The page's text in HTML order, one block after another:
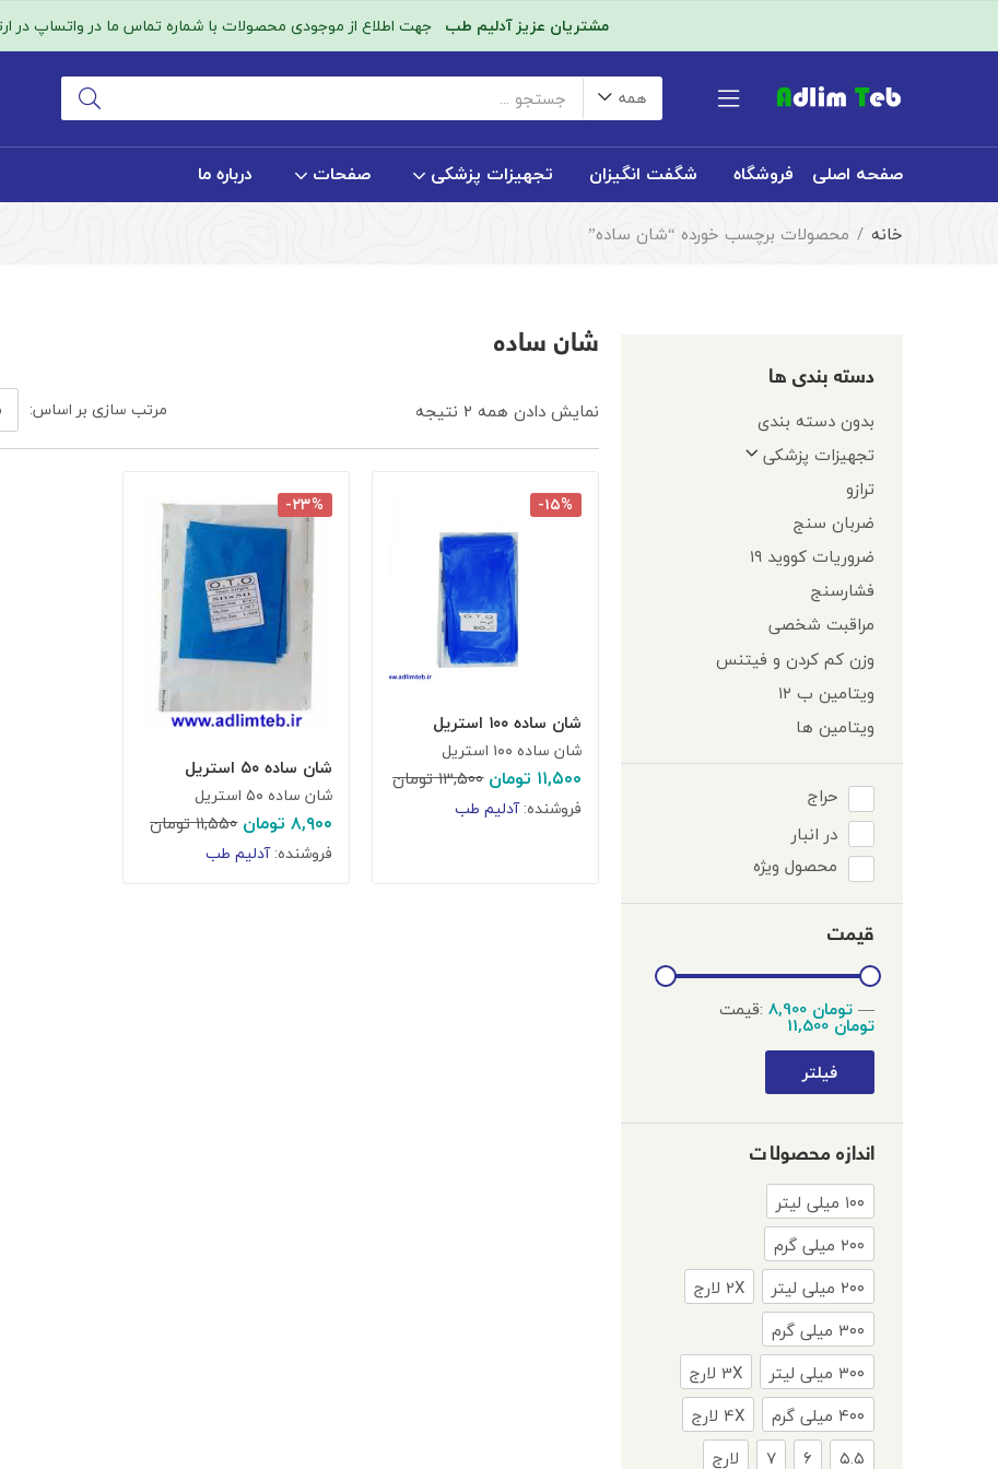
مشتریان عزیز آدلیم طب جهت اطلاع از موجودی محصولات با شماره تماس ما در واتساپ در
همه
صفحه اصلی فروشگاه شگفت انگیزان تجهیزات پزشکی صفحات درباره ما
خانه محصولات برچسب خورده “شان ساده”
دسته بندی ها
بدون دسته بندی
تجهیزات پزشکی
ترازو
ضربان سنج
ضروریات کووید ۱۹
فشارسنج
مراقبت شخصی
وزن کم کردن و فیتنس
ویتامین ب ۱۲
ویتامین ها
حراج
در انبار
محصول ویژه
قیمت
فیلتر
قیمت: 8,900 تومان—
11,500 تومان
اندازه محصولات
۱۰۰ میلی لیتر
۲۰۰ میلی گرم
۲۰۰ میلی لیتر
2X لارج
۳۰۰ میلی گرم
۳۰۰ میلی لیتر
3X لارج
۴۰۰ میلی گرم
4X لارج
۵.۵
۶ ۷
لارج
شان ساده
نمایش دادن همه ۲ نتیجه مرتب سازی بر اساس:
-۱۵%
شان ساده ۱۰۰ استریل
شان ساده ۱۰۰ استریل
۱۱,۵۰۰ تومان ۱۳,۵۰۰تومان
فروشنده:آدلیم طب
-۲۳%
شان ساده ۵۰ استریل
شان ساده ۵۰ استریل
۸,۹۰۰ تومان ۱۱,۵۵۰تومان
فروشنده:آدلیم طب